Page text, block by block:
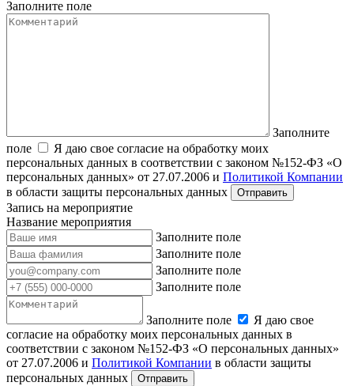
Заполните поле
Заполните
поле
Я даю свое согласие на обработку моих
персональных данных в соответствии с законом №152-ФЗ «О
персональных данных» от 27.07.2006 и Политикой Компании
в области защиты персональных данных
Запись на мероприятие
Название мероприятия
Заполните поле
Заполните поле
Заполните поле
Заполните поле
Заполните поле
Я даю свое
согласие на обработку моих персональных данных в
соответствии с законом №152-ФЗ «О персональных данных»
от 27.07.2006 и Политикой Компании в области защиты
персональных данных
Отправить